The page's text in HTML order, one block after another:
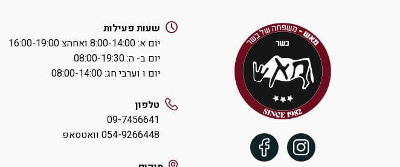
שעות פעילות
יום א: ‏8:00-14:00 ואחהצ 16:00-19:00
יום ב- ה: ‏08:00-19:30
יום ו וערבי חג: ‏08:00-14:00
טלפון
09-7456641
054-9266448 וואטסאפ